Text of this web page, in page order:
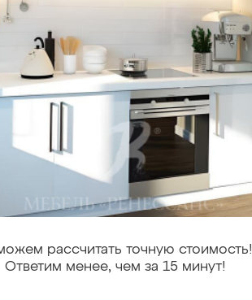
рассчитать точную стоимость!
Ответим менее, чем за 15 минут!